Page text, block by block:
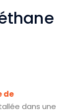
de
dans une